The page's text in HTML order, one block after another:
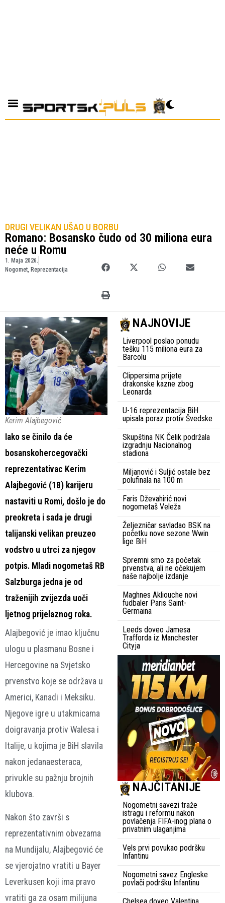
DRUGI VELIKAN UŠAO U BORBU
Romano: Bosansko čudo od 30 miliona eura
neće u Romu
1. Maja 2026.
Nogomet Reprezentacija
Kerim Alajbegović
Iako se činilo da će
bosanskohercegovački
reprezentativac Kerim
Alajbegović (18) karijeru
nastaviti u Romi, došlo je do
preokreta i sada je drugi
talijanski velikan preuzeo
vodstvo u utrci za njegov
potpis. Mladi nogometaš RB
Salzburga jedna je od
traženijih zvijezda uoči
ljetnog prijelaznog roka.
Alajbegović je imao ključnu
ulogu u plasmanu Bosne i
Hercegovine na Svjetsko
prvenstvo koje se održava u
Americi, Kanadi i Meksiku.
Njegove igre u utakmicama
doigravanja protiv Walesa i
Italije, u kojima je BiH slavila
nakon jedanaesteraca,
privukle su pažnju brojnih
klubova.
Nakon što završi s
reprezentativnim obvezama
na Mundijalu, Alajbegović će
se vjerojatno vratiti u Bayer
Leverkusen koji ima pravo
vratiti ga za osam milijuna
NAJNOVIJE
Liverpool poslao ponudu
tešku 115 miliona eura za
Barcolu
Clippersima prijete
drakonske kazne zbog
Leonarda
U-16 reprezentacija BiH
upisala poraz protiv Švedske
Skupština NK Čelik podržala
izgradnju Nacionalnog
stadiona
Miljanović i Suljić ostale bez
polufinala na 100 m
Faris Dževahirić novi
nogometaš Veleža
Željezničar savladao BSK na
početku nove sezone Wwin
lige BiH
Spremni smo za početak
prvenstva, ali ne očekujem
naše najbolje izdanje
Maghnes Akliouche novi
fudbaler Paris Saint-
Germaina
Leeds doveo Jamesa
Trafforda iz Manchester
Cityja
NAJČITANIJE
Nogometni savezi traže
istragu i reformu nakon
povlačenja FIFA-inog plana o
privatnim ulaganjima
Vels prvi povukao podršku
Infantinu
Nogometni savez Engleske
povlači podršku Infantinu